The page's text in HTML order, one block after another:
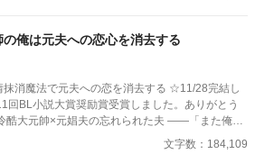
俺は元夫への恋心を消去する
魔法で元夫への恋を消去する ☆11/28完結し
回BL小説大賞奨励賞受賞しました。ありがとう
嘘つき」 元娼夫で現魔術師であるエ
年ぶりに祖国・ファルンに帰国した。しかし暫
文字数：184,109